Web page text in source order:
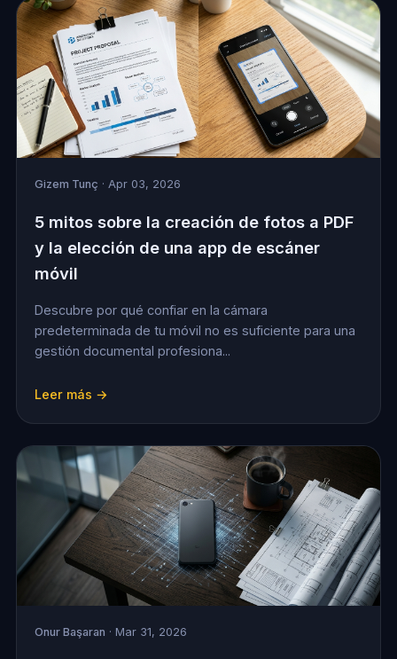
Gizem Tunç · Apr 03, 2026
5 mitos sobre la creación de fotos a PDF
y la elección de una app de escáner
móvil
Descubre por qué confiar en la cámara
predeterminada de tu móvil no es suficiente para una
gestión documental profesiona...
Leer más →
Onur Başaran · Mar 31, 2026